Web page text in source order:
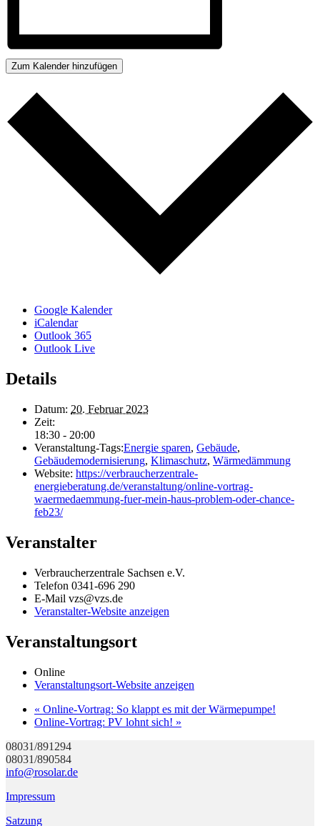
Zum Kalender hinzufügen
Google Kalender
iCalendar
Outlook 365
Outlook Live
Details
Datum: 20. Februar 2023
Zeit:
18:30 - 20:00
Veranstaltung-Tags:Energie sparen, Gebäude,
Gebäudemodernisierung, Klimaschutz, Wärmedämmung
Website: https://verbraucherzentrale-
energieberatung.de/veranstaltung/online-vortrag-
waermedaemmung-fuer-mein-haus-problem-oder-chance-
feb23/
Veranstalter
Verbraucherzentrale Sachsen e.V.
Telefon 0341-696 290
E-Mail vzs@vzs.de
Veranstalter-Website anzeigen
Veranstaltungsort
Online
Veranstaltungsort-Website anzeigen
« Online-Vortrag: So klappt es mit der Wärmepumpe!
Online-Vortrag: PV lohnt sich! »
08031/891294
08031/890584
info@rosolar.de
Impressum
Satzung